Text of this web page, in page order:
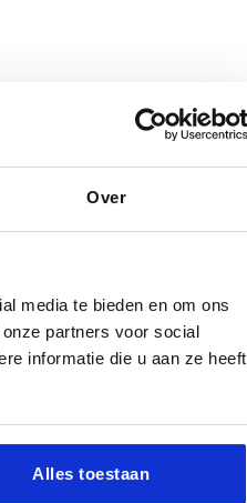
Over
media te bieden en om ons
partners voor social
informatie die u aan ze heeft
Alles toestaan